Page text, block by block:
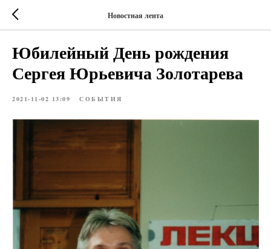
Новостная лента
Юбилейный День рождения
Сергея Юрьевича Золотарева
2021-11-02 13:09 СОБЫТИЯ